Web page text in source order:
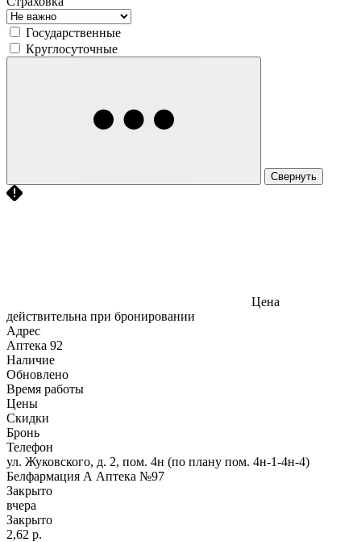
Государственные
Круглосуточные
Свернуть
Цена
действительна при бронировании
Адрес
Аптека 92
Наличие
Обновлено
Время работы
Цены
Скидки
Бронь
Телефон
ул. Жуковского, д. 2, пом. 4н (по плану пом. 4н-1-4н-4)
Белфармация А Аптека №97
Закрыто
вчера
Закрыто
2,62 р.